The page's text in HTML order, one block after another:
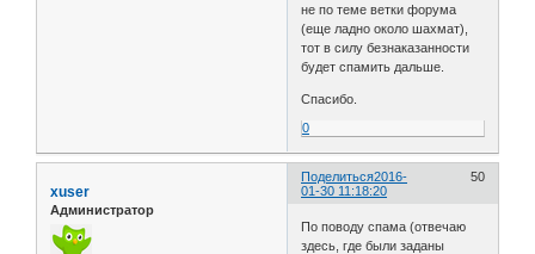
не по теме ветки форума
(еще ладно около шахмат),
тот в силу безнаказанности
будет спамить дальше.
Спасибо.
0
Поделиться 50
2016-
01-30 11:18:20
xuser
Администратор
По поводу спама (отвечаю
здесь, где были заданы